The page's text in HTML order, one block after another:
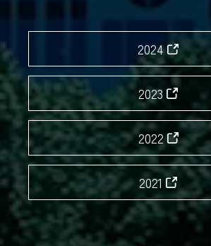
2024
2023
2022
2021